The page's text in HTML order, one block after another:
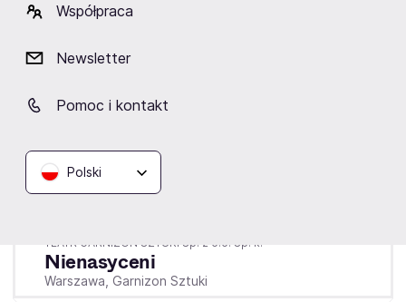
Współpraca
Newsletter
Pomoc i kontakt
Polski
TEATR GARNIZON SZTUKI Sp. z o.o. Sp. k.
Nienasyceni
Warszawa, Garnizon Sztuki